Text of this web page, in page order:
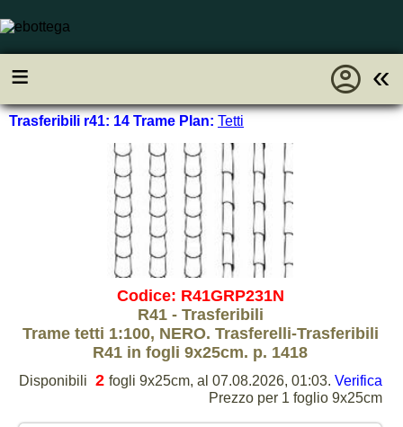
≡ «
account_circle
Trasferibili r41: 14 Trame Plan: Tetti
Codice: R41GRP231N
R41 - Trasferibili
Trame tetti 1:100, NERO. Trasferelli-Trasferibili
R41 in fogli 9x25cm. p. 1418
Disponibili 2 fogli 9x25cm, al 07.08.2026, 01:03. Verifica
Prezzo per 1 foglio 9x25cm